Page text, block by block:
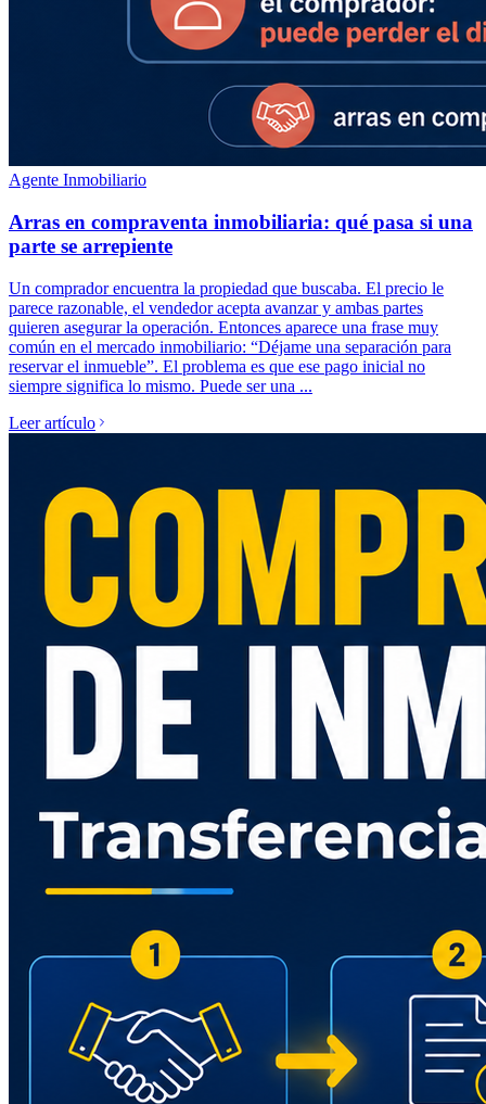
Agente Inmobiliario
Arras en compraventa inmobiliaria: qué pasa si una
parte se arrepiente
Un comprador encuentra la propiedad que buscaba. El precio le
parece razonable, el vendedor acepta avanzar y ambas partes
quieren asegurar la operación. Entonces aparece una frase muy
común en el mercado inmobiliario: “Déjame una separación para
reservar el inmueble”. El problema es que ese pago inicial no
siempre significa lo mismo. Puede ser una ...
Leer artículo